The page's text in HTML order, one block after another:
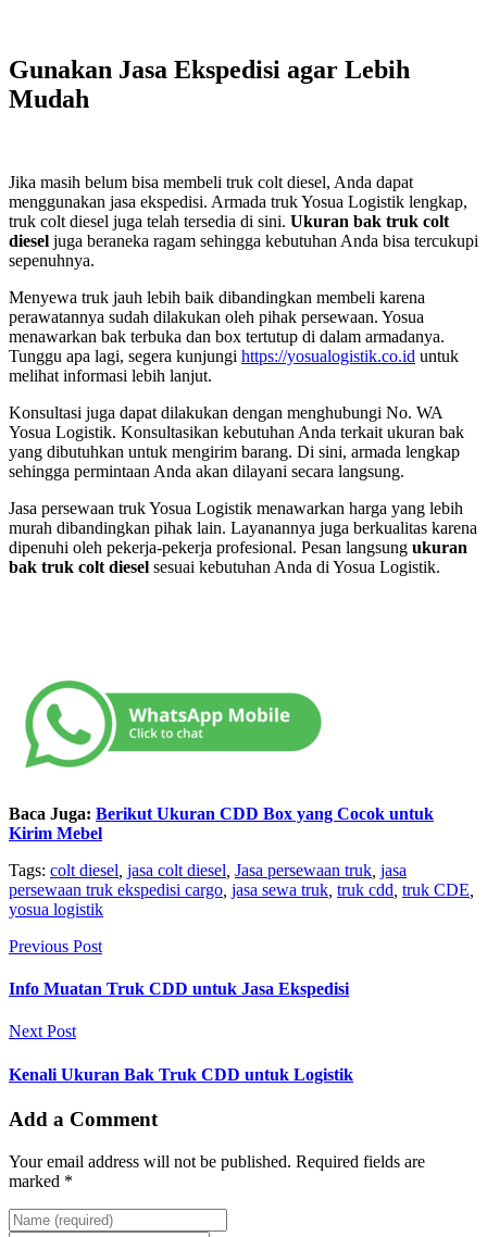
Gunakan Jasa Ekspedisi agar Lebih
Mudah
Jika masih belum bisa membeli truk colt diesel, Anda dapat
menggunakan jasa ekspedisi. Armada truk Yosua Logistik lengkap,
truk colt diesel juga telah tersedia di sini. Ukuran bak truk colt
diesel juga beraneka ragam sehingga kebutuhan Anda bisa tercukupi
sepenuhnya.
Menyewa truk jauh lebih baik dibandingkan membeli karena
perawatannya sudah dilakukan oleh pihak persewaan. Yosua
menawarkan bak terbuka dan box tertutup di dalam armadanya.
Tunggu apa lagi, segera kunjungi https://yosualogistik.co.id untuk
melihat informasi lebih lanjut.
Konsultasi juga dapat dilakukan dengan menghubungi No. WA
Yosua Logistik. Konsultasikan kebutuhan Anda terkait ukuran bak
yang dibutuhkan untuk mengirim barang. Di sini, armada lengkap
sehingga permintaan Anda akan dilayani secara langsung.
Jasa persewaan truk Yosua Logistik menawarkan harga yang lebih
murah dibandingkan pihak lain. Layanannya juga berkualitas karena
dipenuhi oleh pekerja-pekerja profesional. Pesan langsung ukuran
bak truk colt diesel sesuai kebutuhan Anda di Yosua Logistik.
Baca Juga: Berikut Ukuran CDD Box yang Cocok untuk
Kirim Mebel
Tags: colt diesel jasa colt diesel Jasa persewaan truk jasa
persewaan truk ekspedisi cargo jasa sewa truk truk cdd truk CDE
yosua logistik
Previous Post
Info Muatan Truk CDD untuk Jasa Ekspedisi
Next Post
Kenali Ukuran Bak Truk CDD untuk Logistik
Add a Comment
Your email address will not be published. Required fields are
marked *